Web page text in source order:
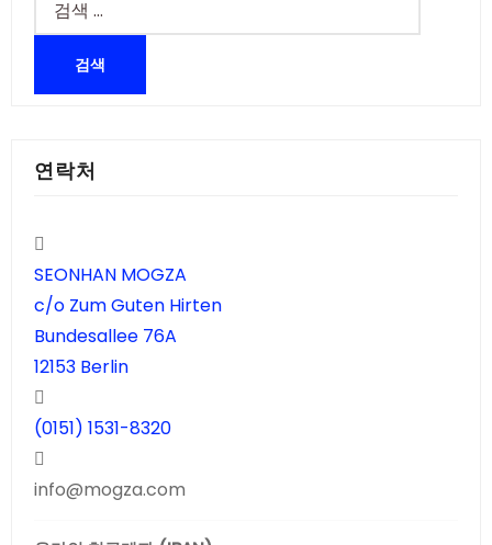
지
김
색:
연락처
SEONHAN MOGZA
c/o Zum Guten Hirten
Bundesallee 76A
12153 Berlin
(0151) 1531-8320
info@mogza.com